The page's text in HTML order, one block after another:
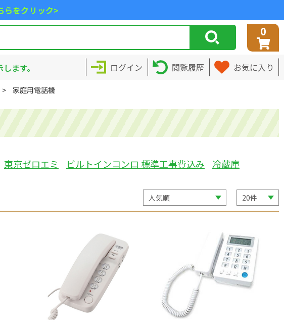
らをクリック>
0
ます。 ログイン 閲覧履歴 お気に入り
家庭用電話機
東京ゼロエミ ビルトインコンロ 標準工事費込み 冷蔵庫